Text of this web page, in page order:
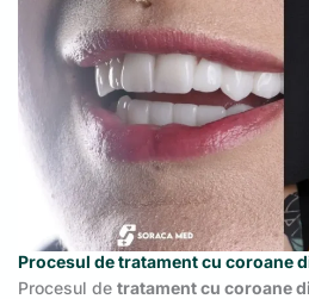
Procesul de tratament cu coroane
Procesul de tratament cu coroane